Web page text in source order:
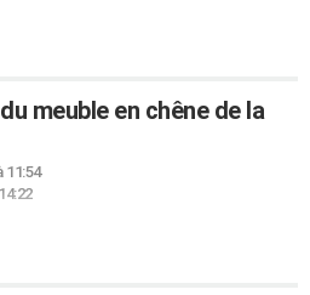
meuble en chêne de la
11:54